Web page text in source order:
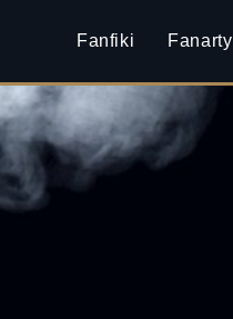
Fanfiki Fanarty